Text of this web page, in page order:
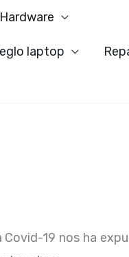
Hardware
laptop
19 nos ha